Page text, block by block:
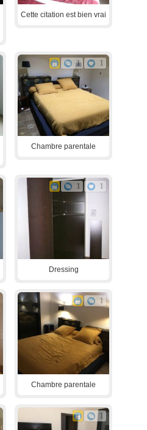
Cette citation est bien vrai
1 1
Chambre parentale
1 1
Dressing
1
Chambre parentale
1